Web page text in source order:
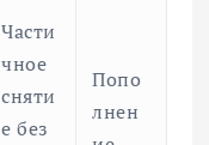
Части
чное
сняти
е без
Попо
лнен